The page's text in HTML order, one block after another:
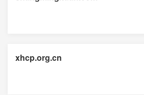
xhcp.org.cn